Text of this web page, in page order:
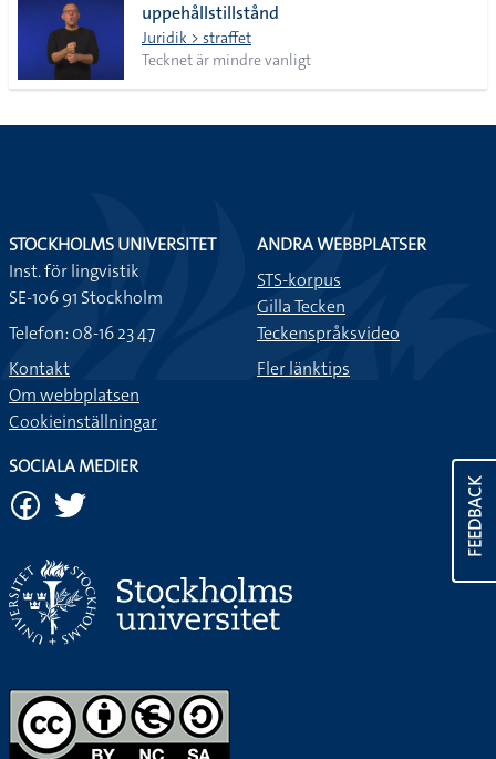
uppehållstillstånd
Juridik > straffet
Tecknet är mindre vanligt
FEEDBACK
STOCKHOLMS UNIVERSITET
Inst. för lingvistik
SE-106 91 Stockholm
Telefon: 08-16 23 47
Kontakt
Om webbplatsen
Cookieinställningar
ANDRA WEBBPLATSER
STS-korpus
Gilla Tecken
Teckenspråksvideo
Fler länktips
SOCIALA MEDIER